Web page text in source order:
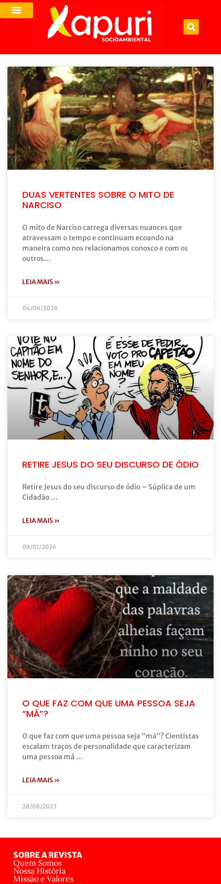
DUAS VERTENTES SOBRE O MITO DE
NARCISO
O mito de Narciso carrega diversas nuances que
atravessam o tempo e continuam ecoando na
maneira como nos relacionamos conosco e com os
outros…
LEIA MAIS »
04/06/2026
RETIRE JESUS DO SEU DISCURSO DE ÓDIO
Retire Jesus do seu discurso de ódio – Súplica de um
Cidadão …
LEIA MAIS »
08/01/2026
O QUE FAZ COM QUE UMA PESSOA SEJA
“MÁ”?
O que faz com que uma pessoa seja “má”? Cientistas
escalam traços de personalidade que caracterizam
uma pessoa má …
LEIA MAIS »
28/08/2023
SOBRE A REVISTA
Quem Somos
Nossa História
Missão e Valores